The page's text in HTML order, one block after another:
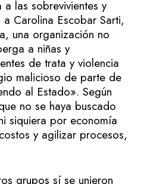
las sobrevivientes y
Carolina Escobar Sarti,
una organización no
a niñas y
de trata y violencia
malicioso de parte de
al Estado». Según
no se haya buscado
siquiera por economía
y agilizar procesos,
grupos sí se unieron